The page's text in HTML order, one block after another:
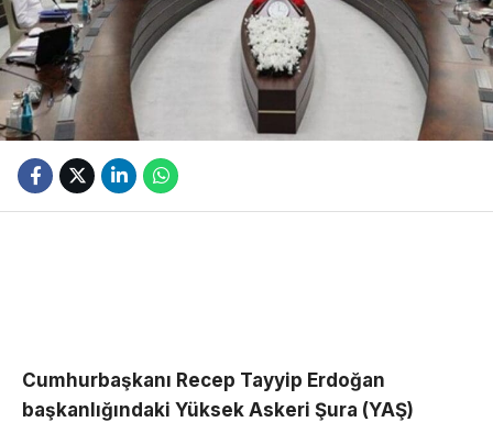
Cumhurbaşkanı Recep Tayyip Erdoğan
başkanlığındaki Yüksek Askeri Şura (YAŞ)